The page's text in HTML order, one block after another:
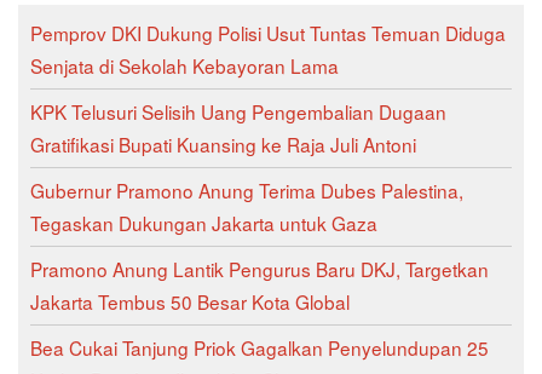
Pemprov DKI Dukung Polisi Usut Tuntas Temuan Diduga
Senjata di Sekolah Kebayoran Lama
KPK Telusuri Selisih Uang Pengembalian Dugaan
Gratifikasi Bupati Kuansing ke Raja Juli Antoni
Gubernur Pramono Anung Terima Dubes Palestina,
Tegaskan Dukungan Jakarta untuk Gaza
Pramono Anung Lantik Pengurus Baru DKJ, Targetkan
Jakarta Tembus 50 Besar Kota Global
Bea Cukai Tanjung Priok Gagalkan Penyelundupan 25